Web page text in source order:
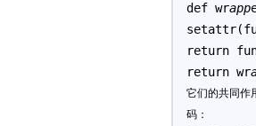
def wrapp
return
return wr
它们的共同作
码：